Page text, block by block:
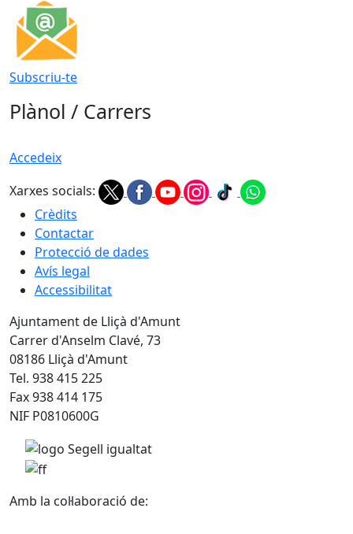
Subscriu-te
Plànol / Carrers
Accedeix
Xarxes socials:
Crèdits
Contactar
Protecció de dades
Avís legal
Accessibilitat
Ajuntament de Lliçà d'Amunt
Carrer d'Anselm Clavé, 73
08186 Lliçà d'Amunt
Tel. 938 415 225
Fax 938 414 175
NIF P0810600G
Amb la col·laboració de: